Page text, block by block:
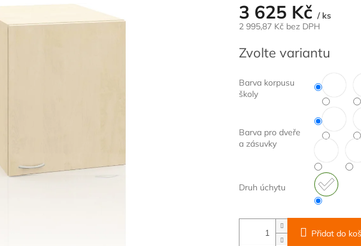
3 625 Kč / ks
2 995,87 Kč bez DPH
cena:
Zvolte variantu
Barva korpusu
školy
Barva pro dveře
a zásuvky
Druh úchytu
Přidat do